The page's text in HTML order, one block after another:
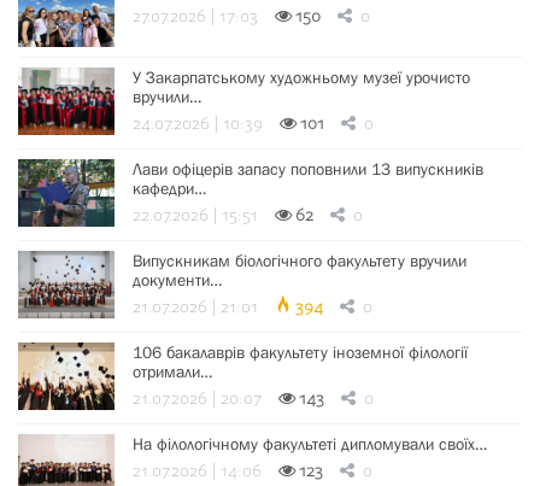
27.07.2026 | 17:03 150 0
У Закарпатському художньому музеї урочисто
вручили…
24.07.2026 | 10:39 101 0
Лави офіцерів запасу поповнили 13 випускників
кафедри…
22.07.2026 | 15:51 62 0
Випускникам біологічного факультету вручили
документи…
21.07.2026 | 21:01 394 0
106 бакалаврів факультету іноземної філології
отримали…
21.07.2026 | 20:07 143 0
На філологічному факультеті дипломували своїх…
21.07.2026 | 14:06 123 0